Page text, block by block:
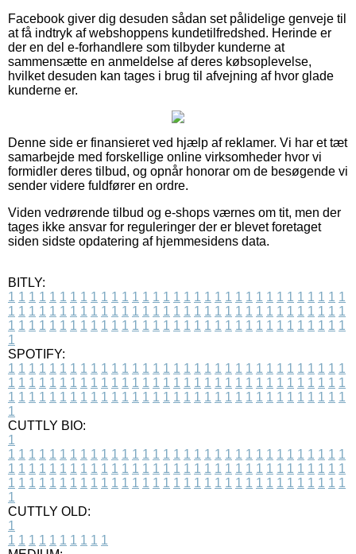
Facebook giver dig desuden sådan set pålidelige genveje til
at få indtryk af webshoppens kundetilfredshed. Herinde er
der en del e-forhandlere som tilbyder kunderne at
sammensætte en anmeldelse af deres købsoplevelse,
hvilket desuden kan tages i brug til afvejning af hvor glade
kunderne er.
Denne side er finansieret ved hjælp af reklamer. Vi har et tæt
samarbejde med forskellige online virksomheder hvor vi
formidler deres tilbud, og opnår honorar om de besøgende vi
sender videre fuldfører en ordre.
Viden vedrørende tilbud og e-shops værnes om tit, men der
tages ikke ansvar for reguleringer der er blevet foretaget
siden sidste opdatering af hjemmesidens data.
BITLY:
1 1 1 1 1 1 1 1 1 1 1 1 1 1 1 1 1 1 1 1 1 1 1 1 1 1 1 1 1 1 1 1 1
1 1 1 1 1 1 1 1 1 1 1 1 1 1 1 1 1 1 1 1 1 1 1 1 1 1 1 1 1 1 1 1 1
1 1 1 1 1 1 1 1 1 1 1 1 1 1 1 1 1 1 1 1 1 1 1 1 1 1 1 1 1 1 1 1 1
1
SPOTIFY:
1 1 1 1 1 1 1 1 1 1 1 1 1 1 1 1 1 1 1 1 1 1 1 1 1 1 1 1 1 1 1 1 1
1 1 1 1 1 1 1 1 1 1 1 1 1 1 1 1 1 1 1 1 1 1 1 1 1 1 1 1 1 1 1 1 1
1 1 1 1 1 1 1 1 1 1 1 1 1 1 1 1 1 1 1 1 1 1 1 1 1 1 1 1 1 1 1 1 1
1
CUTTLY BIO:
1
1 1 1 1 1 1 1 1 1 1 1 1 1 1 1 1 1 1 1 1 1 1 1 1 1 1 1 1 1 1 1 1 1
1 1 1 1 1 1 1 1 1 1 1 1 1 1 1 1 1 1 1 1 1 1 1 1 1 1 1 1 1 1 1 1 1
1 1 1 1 1 1 1 1 1 1 1 1 1 1 1 1 1 1 1 1 1 1 1 1 1 1 1 1 1 1 1 1 1
1
CUTTLY OLD:
1
1 1 1 1 1 1 1 1 1 1